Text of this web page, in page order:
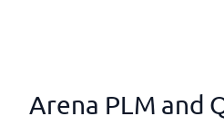
Arena PLM and